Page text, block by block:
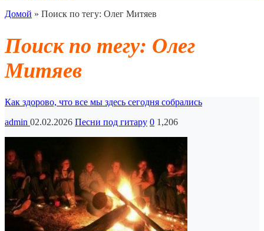
Домой » Поиск по тегу: Олег Митяев
Поиск по тегу: Олег
Митяев
Как здорово, что все мы здесь сегодня собрались
admin 02.02.2026 Песни под гитару 0 1,206